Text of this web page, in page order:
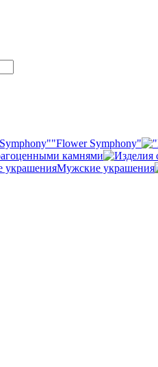
"Flower Symphony"
камнями
Мужские украшения